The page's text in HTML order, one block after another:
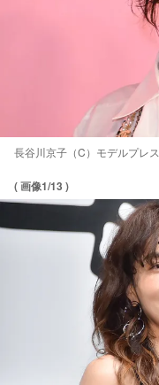
長谷川京子（C）モデルプレス
( 画像1/13 )